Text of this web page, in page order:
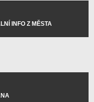
INFO Z MĚSTA